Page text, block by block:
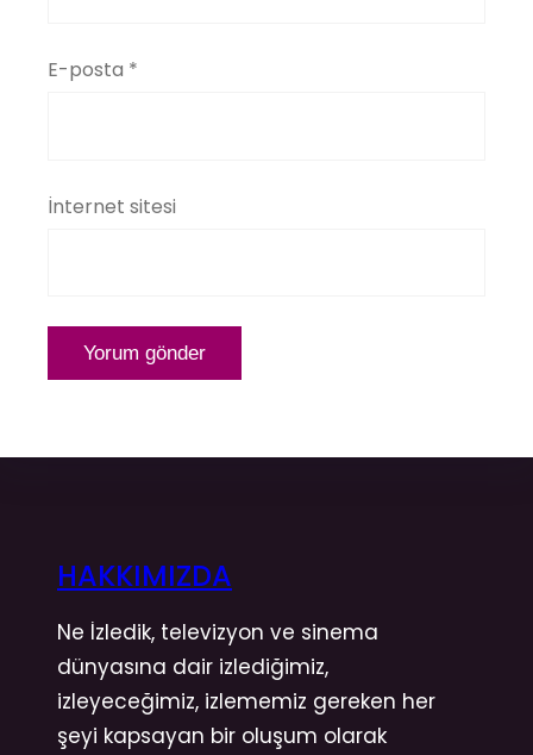
E-posta *
İnternet sitesi
HAKKIMIZDA
Ne İzledik, televizyon ve sinema
dünyasına dair izlediğimiz,
izleyeceğimiz, izlememiz gereken her
şeyi kapsayan bir oluşum olarak